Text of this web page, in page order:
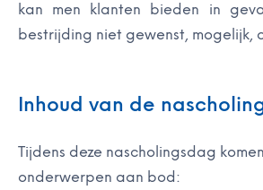
kan men klanten bieden in
bestrijding niet gewenst, mogelijk,
Inhoud van de
Tijdens deze nascholingsdag
onderwerpen aan bod: